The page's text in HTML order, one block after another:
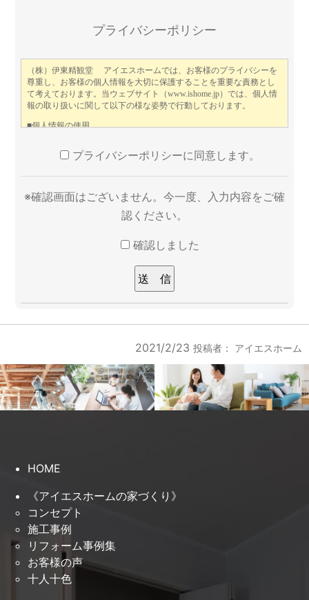
プライバシーポリシー
プライバシーポリシーに同意します。
※確認画面はございません。今一度、入力内容をご確
認ください。
確認しました
2021/2/23 投稿者： アイエスホーム
HOME
《アイエスホームの家づくり》
コンセプト
施工事例
リフォーム事例集
お客様の声
十人十色